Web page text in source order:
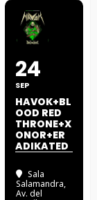
24
SEP
HAVOK+BL
OOD RED
THRONE+X
ONOR+ER
ADIKATED
Sala
Salamandra,
Av. del